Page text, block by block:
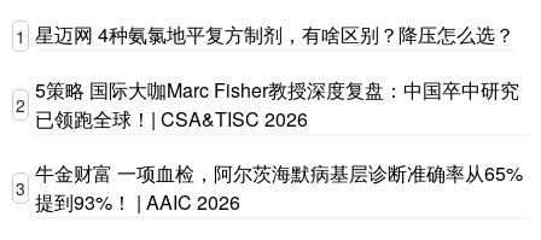
1 星迈网 4种氨氯地平复方制剂，有啥区别？降压怎么选？
2
5策略 国际大咖Marc Fisher教授深度复盘：中国卒中研究
已领跑全球！| CSA&TISC 2026
3
牛金财富 一项血检，阿尔茨海默病基层诊断准确率从65%
提到93%！ | AAIC 2026